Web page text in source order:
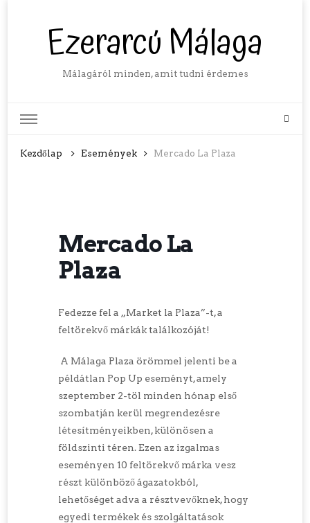
Ezerarcú Málaga
Málagáról minden, amit tudni érdemes
Kezdőlap Események Mercado La Plaza
Mercado La
Plaza
Fedezze fel a „Market la Plaza”-t, a
feltörekvő márkák találkozóját!
A Málaga Plaza örömmel jelenti be a
példátlan Pop Up eseményt, amely
szeptember 2-töl minden hónap első
szombatján kerül megrendezésre
létesítményeikben, különösen a
földszinti téren. Ezen az izgalmas
eseményen 10 feltörekvő márka vesz
részt különböző ágazatokból,
lehetőséget adva a résztvevőknek, hogy
egyedi termékek és szolgáltatások